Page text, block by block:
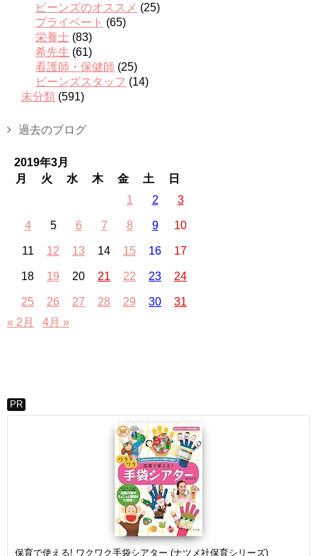
ビーンズのオススメ (25)
プライベート (65)
栄養士 (83)
希先生 (61)
看護師・保健師 (25)
ビーンズスタッフ (14)
未分類 (591)
過去のブログ
2019年3月
月
火 水 木 金 土
日
1
2 3
4 5 6 7 8 9 10
11 12 13 14 15 16 17
18 19 20 21 22 23 24
25 26 27 28 29 30
31
« 2月
4月 »
PR
保育で使える! ワクワク手袋シアター (ナツメ社保育シリーズ)